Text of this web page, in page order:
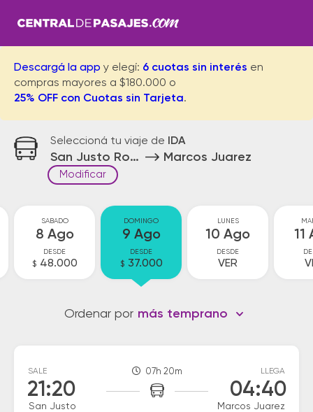
Descargá la app y elegí: 6 cuotas sin interés en
compras mayores a $180.000 o
25% OFF con Cuotas sin Tarjeta.
Seleccioná tu viaje de IDA
San Justo Rotonda Marcos Juarez
Modificar
SABADO
8 Ago
DESDE
$ 48.000
DOMINGO
9 Ago
DESDE
$ 37.000
LUNES
10 Ago
DESDE
VER
11
Ordenar por más temprano
SALE
21:20
San Justo
07h 20m LLEGA
04:40
Marcos Juarez